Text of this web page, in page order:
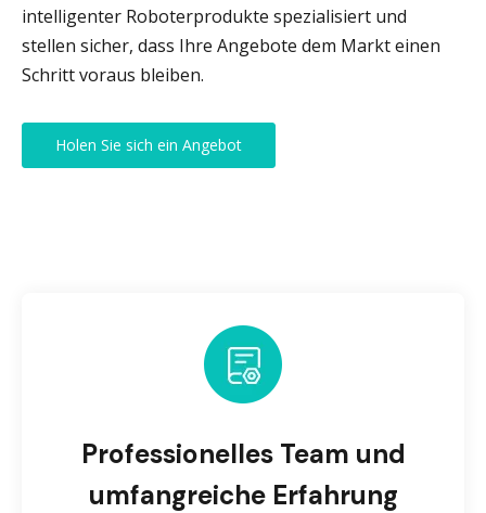
intelligenter Roboterprodukte spezialisiert und
stellen sicher, dass Ihre Angebote dem Markt einen
Schritt voraus bleiben.
Holen Sie sich ein Angebot
Professionelles Team und
umfangreiche Erfahrung